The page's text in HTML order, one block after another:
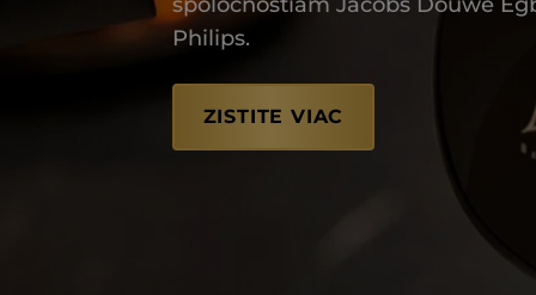
Philips.
ZISTITE VIAC